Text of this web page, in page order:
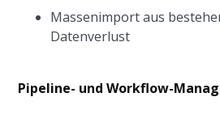
Massenimport aus
Datenverlust
Pipeline- und Workflow-